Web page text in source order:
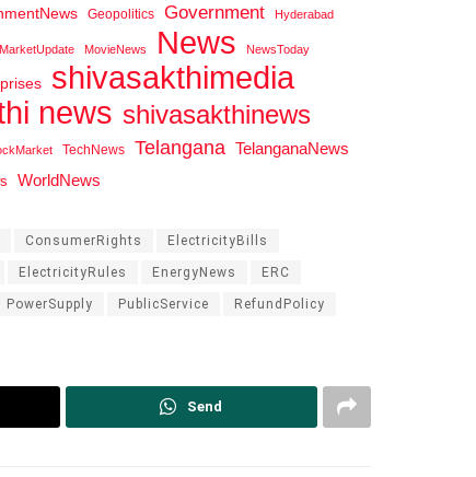
Geopolitics Government Hyderabad
MarketUpdate MovieNews News NewsToday
shivasakthimedia
news shivasakthinews
TechNews Telangana TelanganaNews
WorldNews
ConsumerRights ElectricityBills
ElectricityRules EnergyNews ERC
PowerSupply PublicService RefundPolicy
Send